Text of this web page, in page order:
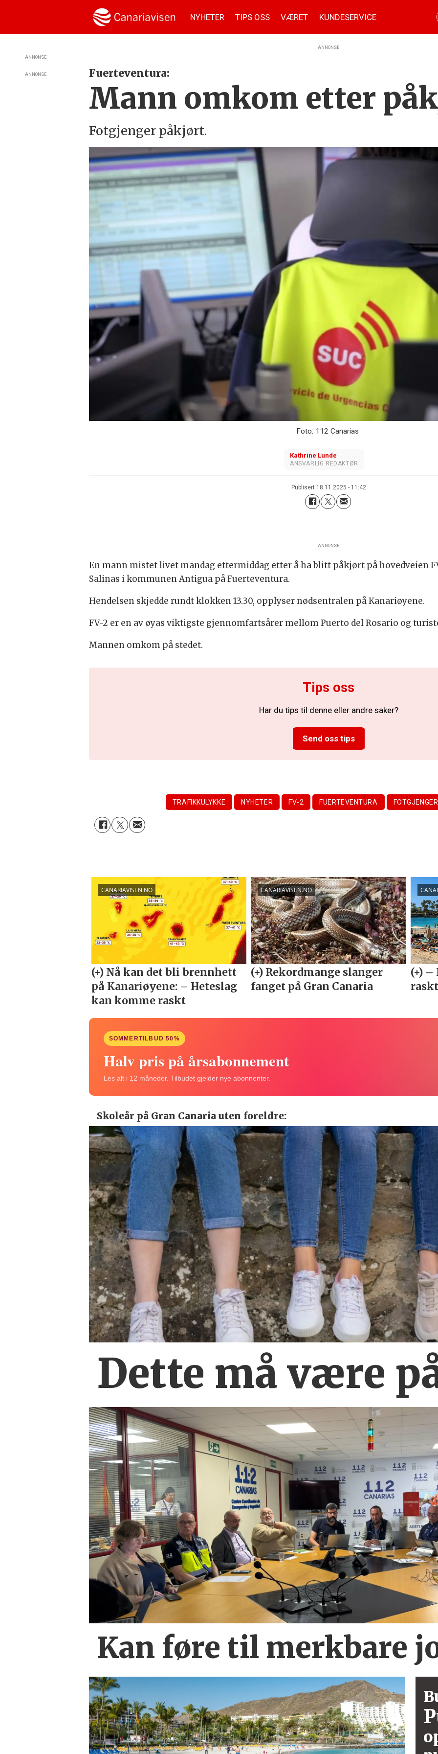
NYHETER TIPS OSS VÆRET KUNDESERVICE
ANNONSE
Fuerteventura:
Mann omkom etter
Fotgjenger påkjørt.
Foto: 112 Canarias
Kathrine Lunde
ANSVARLIG REDAKTØR
Publisert 18.11.2025 - 11:42
ANNONSE
En mann mistet livet mandag ettermiddag etter å ha blitt påkjørt på hovedveien
Salinas i kommunen Antigua på Fuerteventura.
Hendelsen skjedde rundt klokken 13.30, opplyser nødsentralen på Kanariøyene.
FV-2 er en av øyas viktigste gjennomfartsårer mellom Puerto del Rosario og
Mannen omkom på stedet.
Tips oss
Har du tips til denne eller andre saker?
Send oss tips
TRAFIKKULYKKE NYHETER FV-2 FUERTEVENTURA FOTGJENGER
SOMMERTILBUD 50%
Halv pris på årsabonnement
Les alt i 12 måneder. Tilbudet gjelder nye abonnenter.
Skoleår på Gran Canaria uten foreldre:
Dette må være
Kan føre til merkbare
ANNONSE
ANNONSE